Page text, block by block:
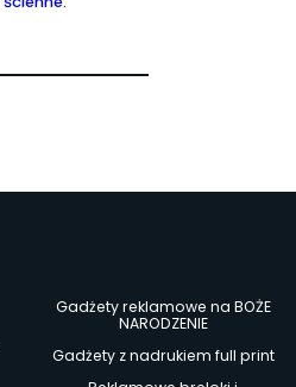
Gadżety reklamowe na BOŻE
NARODZENIE
Gadżety z nadrukiem full print